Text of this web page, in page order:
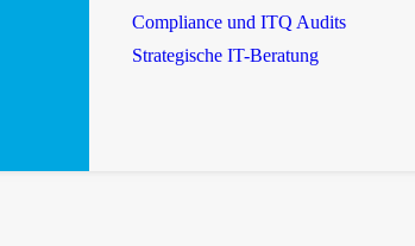
Compliance und ITQ Audits
Strategische IT-Beratung